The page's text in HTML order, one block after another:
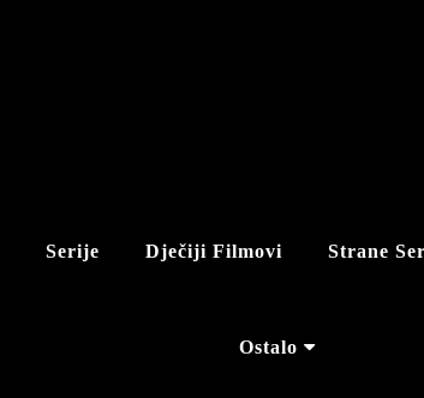
Serije Dječiji Filmovi Strane
Ostalo